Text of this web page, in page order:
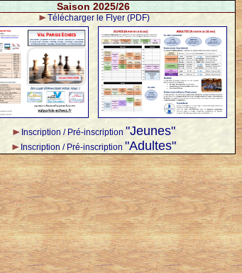
Saison 2025/26
Télécharger le Flyer (PDF)
Inscription / Pré-inscription "Jeunes"
Inscription / Pré-inscription "Adultes"